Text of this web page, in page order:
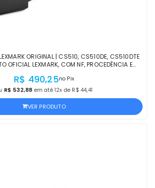
ORIGINAL | CS510, CS510DE, CS510DTE
OFICIAL LEXMARK, COM NF, PROCEDÊNCIA E
R$ 490,25no Pix
R$ 532,88 em até 12x de R$ 44,41
VER PRODUTO